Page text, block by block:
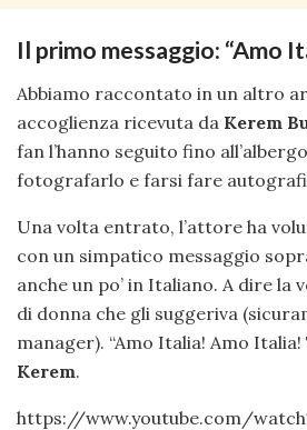
Il primo messaggio: “Amo
Abbiamo raccontato in un altro
accoglienza ricevuta da Kerem
fan l’hanno seguito fino
fotografarlo e farsi fare
Una volta entrato, l’attore ha
con un simpatico messaggio
anche un po’ in Italiano. A dire la
di donna che gli suggeriva
manager). “Amo Italia! Amo Italia!
Kerem.
https://www.youtube.com/